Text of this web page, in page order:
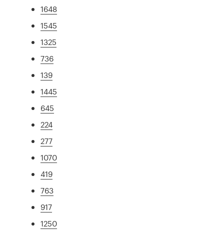
1648
1545
1325
736
139
1445
645
224
277
1070
419
763
917
1250